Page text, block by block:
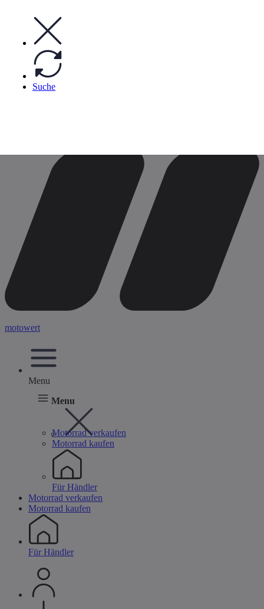
info@motowert.de
Follow us
motowert
Menu
Menu
Motorrad verkaufen
Motorrad kaufen
Für Händler
Motorrad verkaufen
Motorrad kaufen
Für Händler
Suche